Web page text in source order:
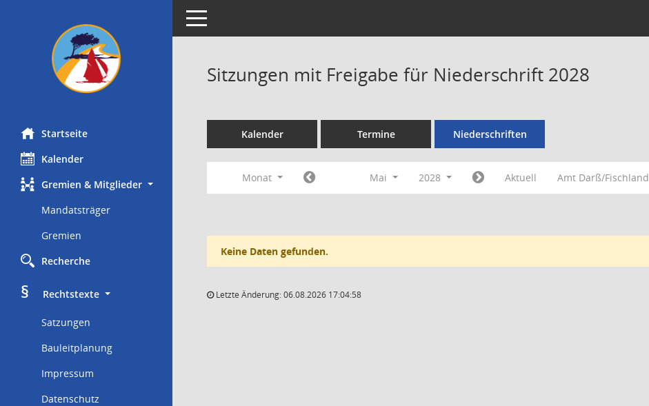
Startseite
Kalender
Gremien & Mitglieder
Mandatsträger
Gremien
Recherche
§
     Rechtstexte
Satzungen
Bauleitplanung
Impressum
Datenschutz
Toggle navigation
Sitzungen mit Freigabe für Niederschrift 2028
Kalender Termine Niederschriften
Monat Mai 2028 Aktuell Amt Darß/Fischland
Keine Daten gefunden.
Letzte Änderung: 06.08.2026 17:04:58